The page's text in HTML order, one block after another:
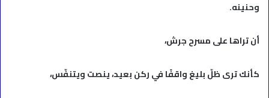
وحنينه.
أن تراها على مسرح جرش،
كأنك ترى ظلّ بليغ واقفًا في ركن بعيد، ينصت ويتنفّس،